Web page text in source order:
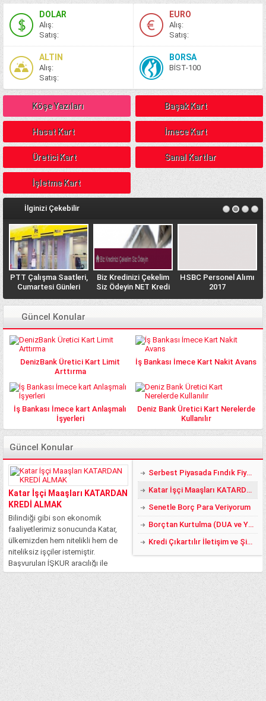
DOLAR
A lış:
Satış:
EURO
Alış:
Satış:
ALTIN
A lış:
Satış:
BORSA
BİST-100
Köşe Yazıları Başak Kart
Hasat Kart İmece Kart
Üretici Kart Sanal Kartlar
İşletme Kart
İlginizi Çekebilir
PTT Çalışma Saatleri,
Cumartesi Günleri
Olan Şubeler Hangisi?
Biz Kredinizi Çekelim
Siz Ödeyin NET Kredi
HSBC Personel Alımı
2017
Güncel Konular
DenizBank Üretici Kart Limit
Arttırma
İş Bankası İmece Kart Nakit Avans
İş Bankası İmece kart Anlaşmalı
İşyerleri
Deniz Bank Üretici Kart Nerelerde
Kullanılır
Güncel Konular
Katar İşçi Maaşları KATARDAN
KREDİ ALMAK
Bilindiği gibi son ekonomik
faaliyetlerimiz sonucunda Katar,
ülkemizden hem nitelikli hem de
niteliksiz işçiler istemiştir.
Başvuruları İŞKUR aracılığı ile
yapılan bu işler, ciddi şekilde
rağbet görmüştür. Fakat şu an
itibari ile bilinmeyen ve merak
edilen asıl konu, Katar’da işçi
maaşlarının...
Serbest Piyasada Fındık Fiyatları 2018 DE YÜZLER GÜLER:)
Katar İşçi Maaşları KATARDAN KREDİ ALMAK
Senetle Borç Para Veriyorum
Borçtan Kurtulma (DUA ve YÖNTEMLER)
Kredi Çıkartılır İletişim ve Şikayet